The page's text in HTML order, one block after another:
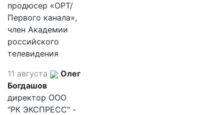
продюсер «ОРТ/
Первого канала»,
член Академии
российского
телевидения
11 августа
Олег
Богдашов
директор ООО
"РК ЭКСПРЕСС" -